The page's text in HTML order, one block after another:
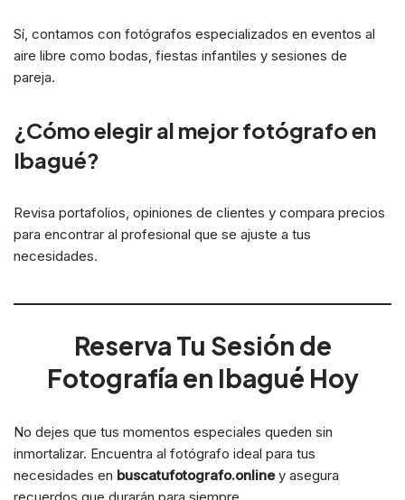
Sí, contamos con fotógrafos especializados en eventos al
aire libre como bodas, fiestas infantiles y sesiones de
pareja.
¿Cómo elegir al mejor fotógrafo en
Ibagué?
Revisa portafolios, opiniones de clientes y compara precios
para encontrar al profesional que se ajuste a tus
necesidades.
Reserva Tu Sesión de
Fotografía en Ibagué Hoy
No dejes que tus momentos especiales queden sin
inmortalizar. Encuentra al fotógrafo ideal para tus
necesidades en buscatufotografo.onliney asegura